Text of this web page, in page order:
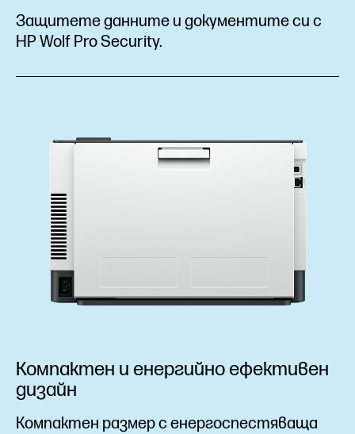
Защитете данните и документите си с
HP Wolf Pro Security.
Компактен и енергийно ефективен
дизайн
Компактен размер с енергоспестяваща